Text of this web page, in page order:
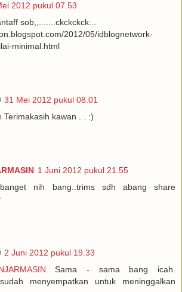
2012 pukul 07.53
sob,,.......ckckckck...
2012/05/idblognetwork-
minimal.html
31 Mei 2012 pukul 08.01
Terimakasih kawan . . :)
1 Juni 2012 pukul 21.55
nih bang..trims sdh abang share
2 Juni 2012 pukul 19.33
Sama - sama bang icah.
menyempatkan untuk meninggalkan